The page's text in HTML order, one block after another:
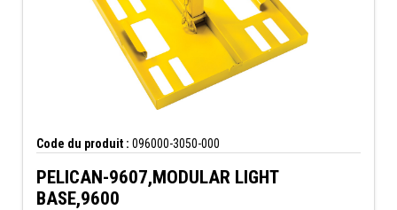
Code du produit : 096000-3050-000
PELICAN-9607,MODULAR LIGHT
BASE,9600